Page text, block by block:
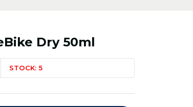
Dry 50ml
STOCK: 5